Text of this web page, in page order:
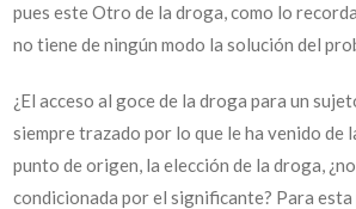
pues este Otro de la droga, como lo
no tiene de ningún modo la solución del
¿El acceso al goce de la droga para un
siempre trazado por lo que le ha venido de
punto de origen, la elección de la droga,
condicionada por el significante? Para